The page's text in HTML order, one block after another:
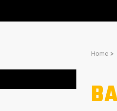
Home >